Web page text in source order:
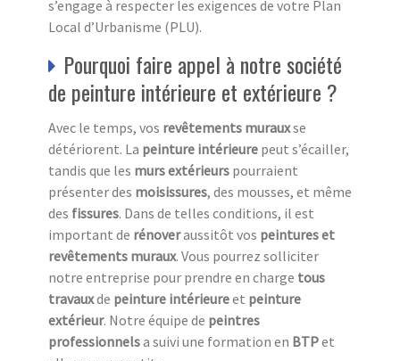
s’engage à respecter les exigences de votre Plan
Local d’Urbanisme (PLU).
Pourquoi faire appel à notre société
de peinture intérieure et extérieure ?
Avec le temps, vos revêtements murauxse
détériorent. La peinture intérieure peut s’écailler,
tandis que les murs extérieurs pourraient
présenter des moisissures, des mousses, et même
des fissures. Dans de telles conditions, il est
important de rénoveraussitôt vos peintures et
revêtements muraux. Vous pourrez solliciter
notre entreprise pour prendre en charge tous
travauxde peinture intérieureet peinture
extérieur. Notre équipe de peintres
professionnelsa suivi une formation en BTPet